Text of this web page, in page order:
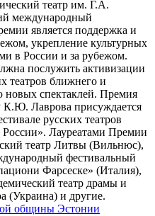
театр им. Г.А.
международный
является поддержка и
укрепление культурных
в России и за рубежом.
послужить активизации
театров ближнего и
новых спектаклей. Премия
Лаврова присуждается
русских театров
Лауреатами Премии
театр Литвы (Вильнюс),
фестивальный
Фарсеске» (Италия),
театр драмы и
(Украина) и другие.
общины Эстонии